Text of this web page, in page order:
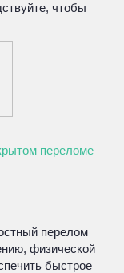
чтобы
переломе
перелом
физической
быстрое